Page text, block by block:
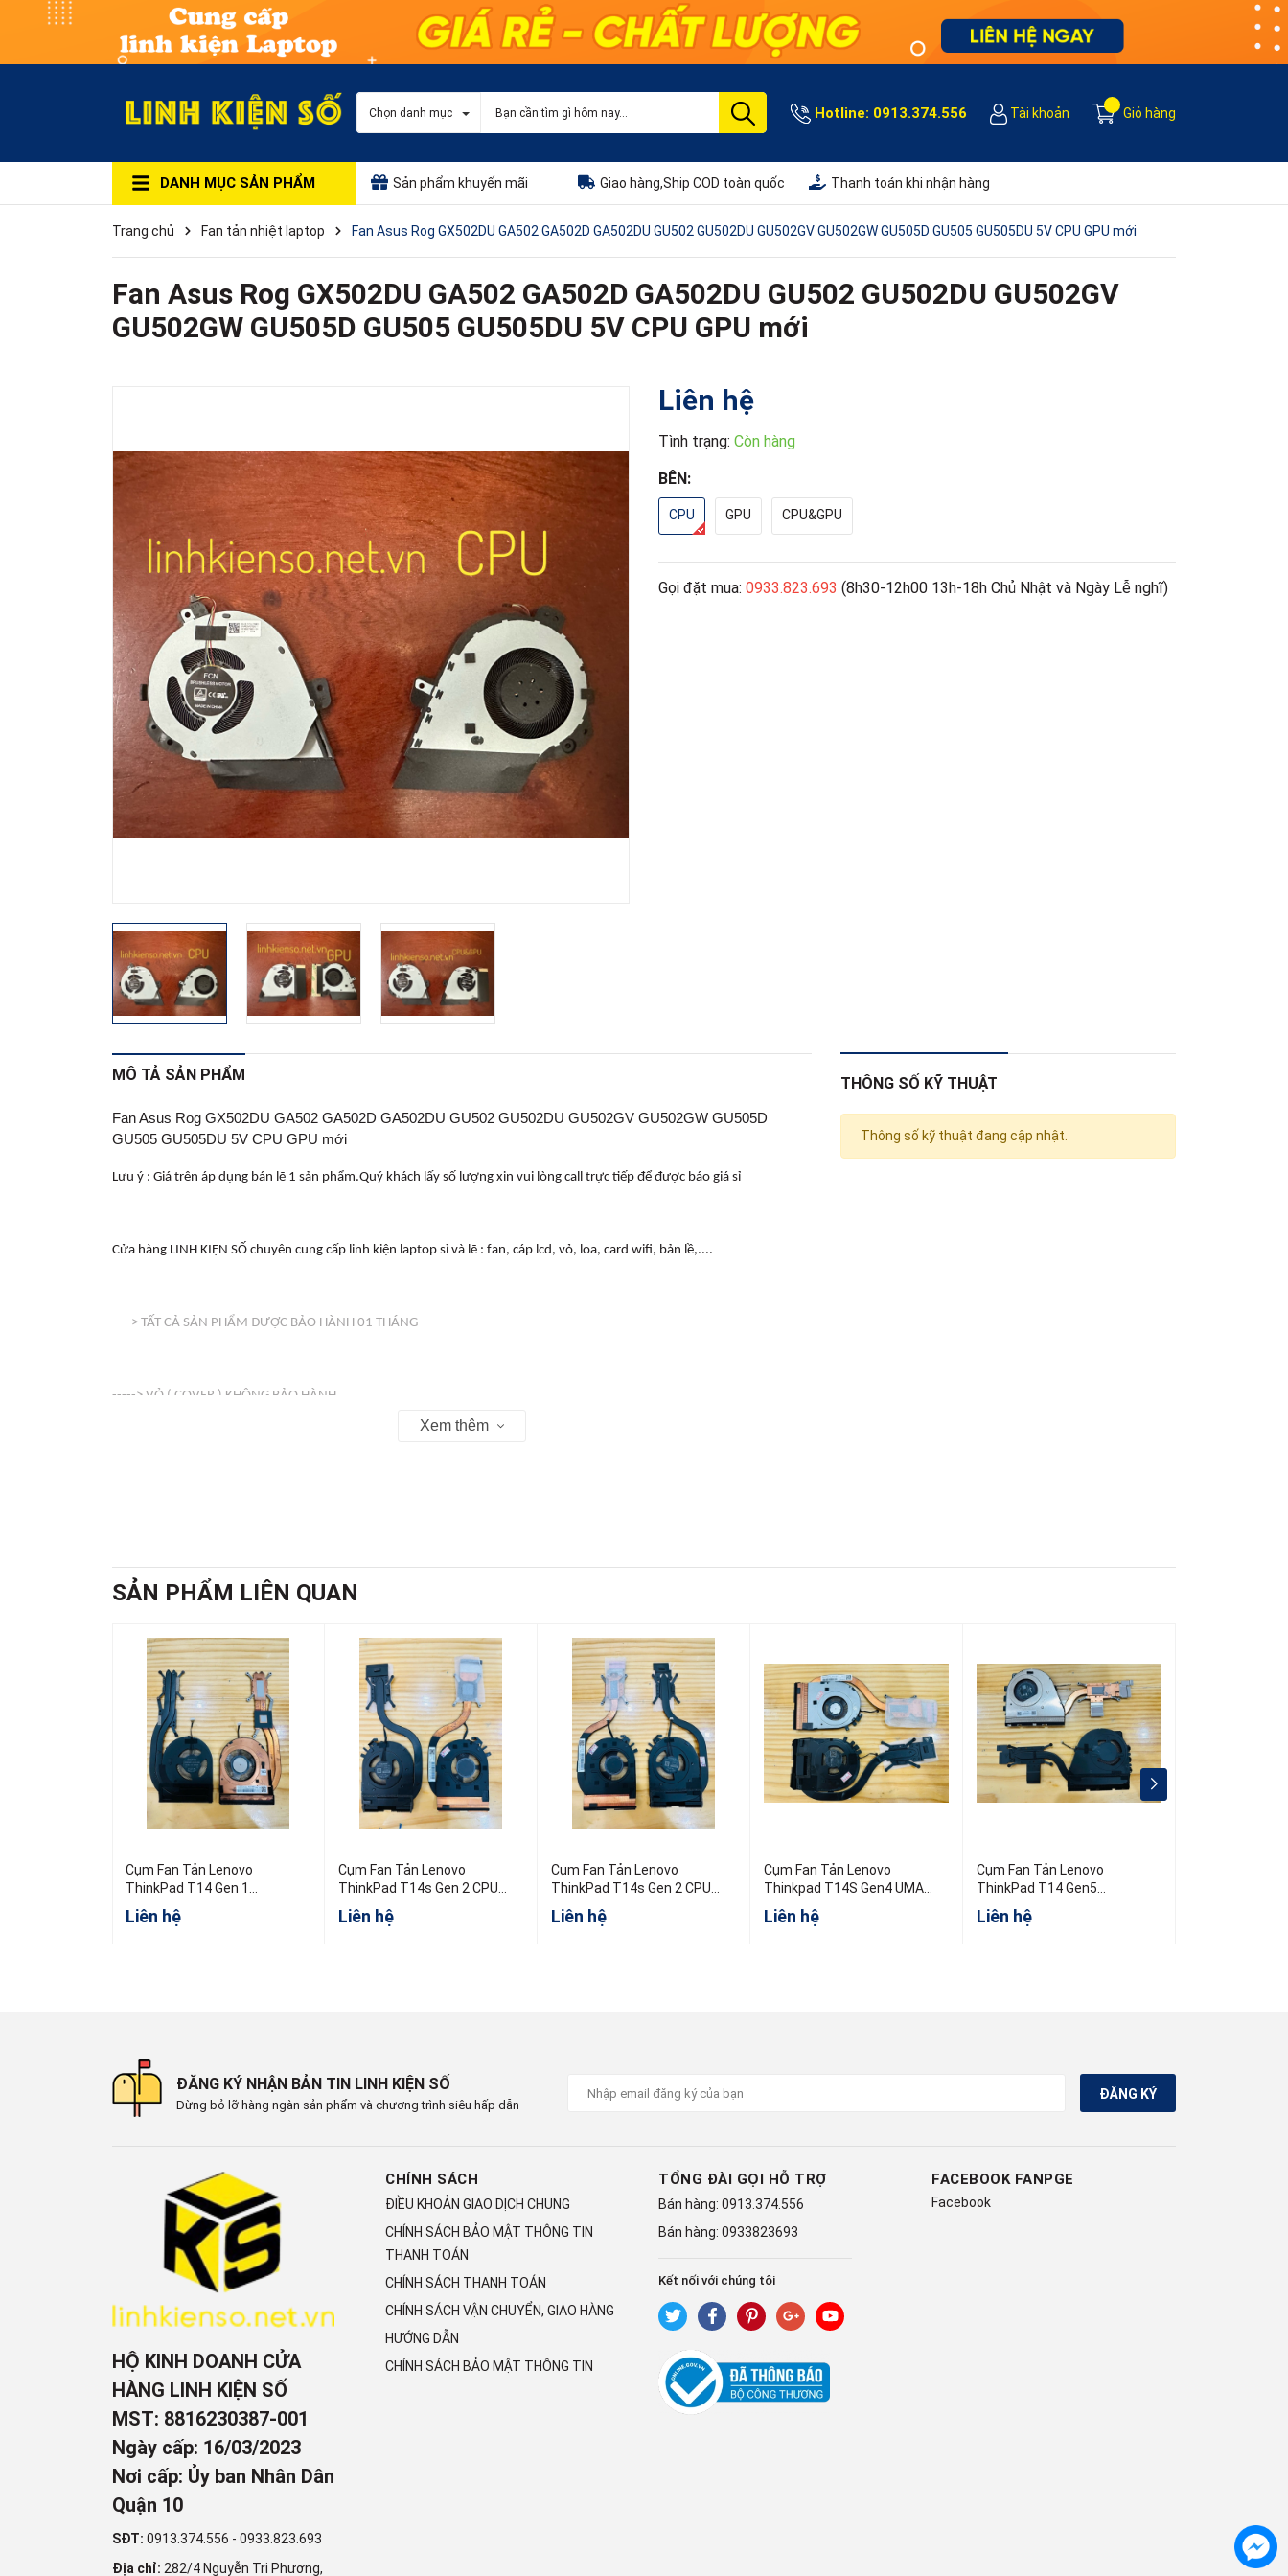
Chọn danh mục Hotline: 0913.374.556 Tài khoản Giỏ hàng
DANH MỤC SẢN PHẨM Sản phẩm khuyến mãi Giao hàng,Ship COD toàn quốc Thanh toán khi nhận hàng
Trang chủ Fan tản nhiệt laptop Fan Asus Rog GX502DU GA502 GA502D GA502DU GU502 GU502DU GU502GV GU502GW GU505D GU505 GU505DU 5V CPU GPU mới
Fan Asus Rog GX502DU GA502 GA502D GA502DU GU502 GU502DU GU502GV
GU502GW GU505D GU505 GU505DU 5V CPU GPU mới
Liên hệ
Tình trạng: Còn hàng
BÊN:
CPU GPU CPU&GPU
Gọi đặt mua: 0933.823.693 (8h30-12h00 13h-18h Chủ Nhật và Ngày Lễ nghĩ)
MÔ TẢ SẢN PHẨM
Fan Asus Rog GX502DU GA502 GA502D GA502DU GU502 GU502DU GU502GV GU502GW GU505D
GU505 GU505DU 5V CPU GPU mới
Lưu ý : Giá trên áp dụng bán lẽ 1 sản phẩm.Quý khách lấy số lượng xin vui lòng call trực tiếp để được báo giá sỉ
Cửa hàng LINH KIỆN SỐ chuyên cung cấp linh kiện laptop sỉ và lẽ : fan, cáp lcd, vỏ, loa, card wifi, bản lề,....
----> TẤT CẢ SẢN PHẨM ĐƯỢC BẢO HÀNH 01 THÁNG
-----> VỎ ( COVER ) KHÔNG BẢO HÀNH
Xem thêm
THÔNG SỐ KỸ THUẬT
Thông số kỹ thuật đang cập nhật.
SẢN PHẨM LIÊN QUAN
Cụm Fan Tản Lenovo
ThinkPad T14 Gen 1
5H40W36698 5H40W36699
5H40W36700
Liên hệ
Cụm Fan Tản Lenovo
ThinkPad T14s Gen 2 CPU
AMD
Liên hệ
Cụm Fan Tản Lenovo
ThinkPad T14s Gen 2 CPU
Intel
Liên hệ
Cụm Fan Tản Lenovo
Thinkpad T14S Gen4 UMA
5H41B77380
Liên hệ
Cụm Fan Tản Lenovo
ThinkPad T14 Gen5
5H41B77451
Liên hệ
ĐĂNG KÝ NHẬN BẢN TIN LINH KIỆN SỐ
Đừng bỏ lỡ hàng ngàn sản phẩm và chương trình siêu hấp dẫn
ĐĂNG KÝ
HỘ KINH DOANH CỬA
HÀNG LINH KIỆN SỐ
MST: 8816230387-001
Ngày cấp: 16/03/2023
Nơi cấp: Ủy ban Nhân Dân
Quận 10
SĐT: 0913.374.556 - 0933.823.693
Địa chỉ: 282/4 Nguyễn Tri Phương,
CHÍNH SÁCH
ĐIỀU KHOẢN GIAO DỊCH CHUNG
CHÍNH SÁCH BẢO MẬT THÔNG TIN
THANH TOÁN
CHÍNH SÁCH THANH TOÁN
CHÍNH SÁCH VẬN CHUYỂN, GIAO HÀNG
HƯỚNG DẪN
CHÍNH SÁCH BẢO MẬT THÔNG TIN
TỔNG ĐÀI GỌI HỖ TRỢ
Bán hàng: 0913.374.556
Bán hàng: 0933823693
Kết nối với chúng tôi
FACEBOOK FANPGE